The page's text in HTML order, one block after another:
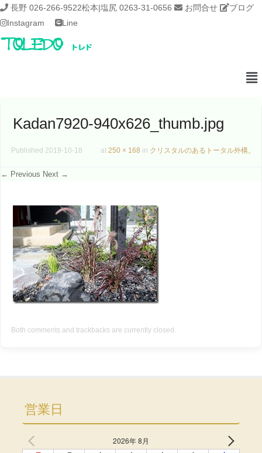
長野 026-266-9522松本|塩尻 0263-31-0656 お問合せ
ブログ
Instagram
Line
Kadan7920-940x626_thumb.jpg
Published 2019-10-18 at 250 × 168 in クリスタルのあるトータル外構。
← Previous Next →
Both comments and trackbacks are currently closed.
営業日
2026年 8月